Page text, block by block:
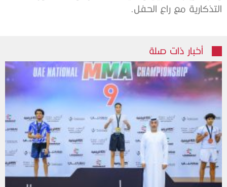
التذكارية مع راع الحفل.
أخبار ذات صلة